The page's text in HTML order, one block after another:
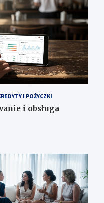
I POŻYCZKI
i obsługa